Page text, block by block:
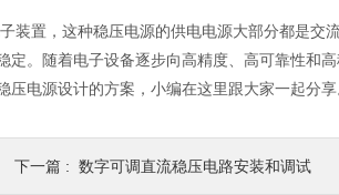
装置，这种稳压电源的供电电源大部分都是交
。随着电子设备逐步向高精度、高可靠性和
电源设计的方案，小编在这里跟大家一起分享
下一篇 : 数字可调直流稳压电路安装和调试